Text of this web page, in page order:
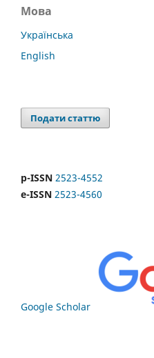
Мова
Українська
English
Подати статтю
p-ISSN 2523-4552
e-ISSN 2523-4560
Google Scholar